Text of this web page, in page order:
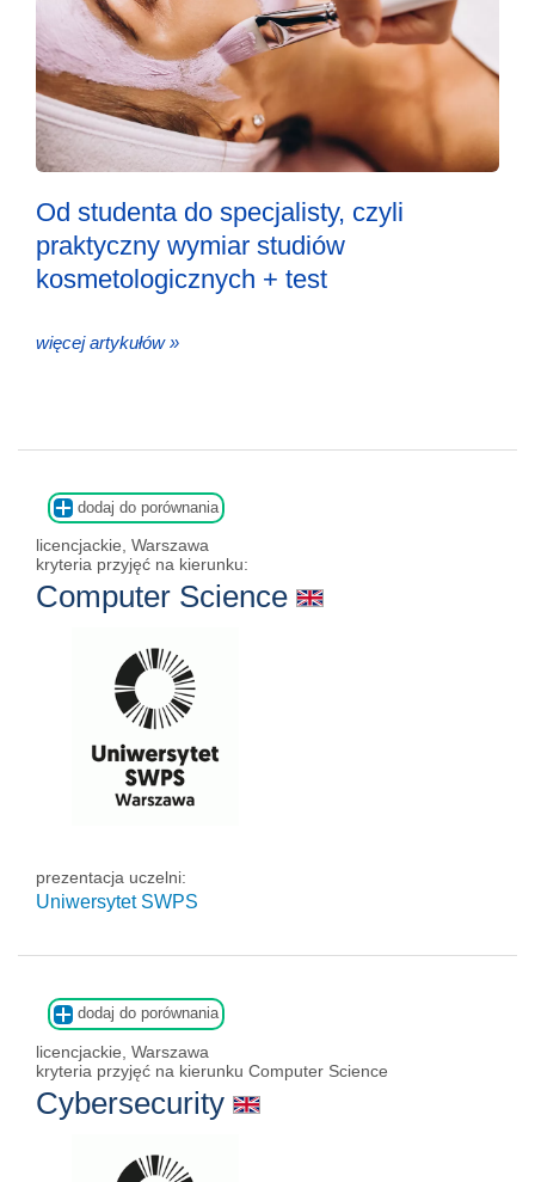
Od studenta do specjalisty, czyli
praktyczny wymiar studiów
kosmetologicznych + test
więcej artykułów »
dodaj do porównania
licencjackie, Warszawa
kryteria przyjęć na kierunku:
Computer Science
prezentacja uczelni:
Uniwersytet SWPS
dodaj do porównania
licencjackie, Warszawa
kryteria przyjęć na kierunku Computer Science
Cybersecurity